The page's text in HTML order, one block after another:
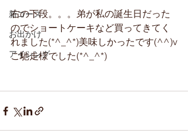
新コース
お出かけ
アイシング
右の下段。。。弟が私の誕生日だった
のでショートケーキなど買ってきてく
れました(*^_^*)美味しかったです(^^)v
ご馳走様でした(*^_^*)